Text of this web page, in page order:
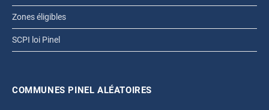
Zones éligibles
SCPI loi Pinel
COMMUNES PINEL ALÉATOIRES